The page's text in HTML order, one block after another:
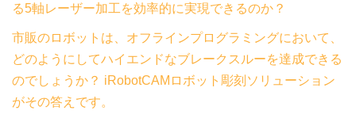
る5軸レーザー加工を効率的に実現できるのか？
市販のロボットは、オフラインプログラミングにおいて、
どのようにしてハイエンドなブレークスルーを達成できる
のでしょうか？ iRobotCAMロボット彫刻ソリューション
がその答えです。